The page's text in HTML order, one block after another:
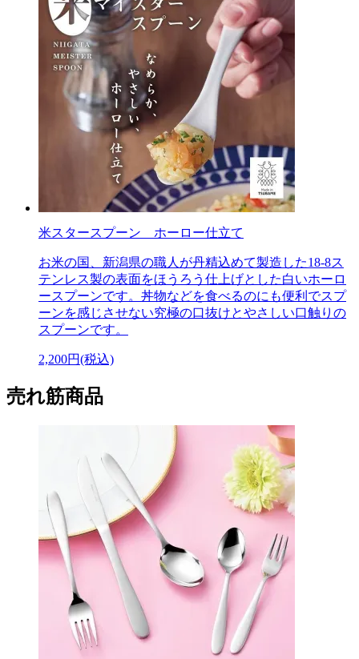
米スタースプーン ホーロー仕立て
お米の国、新潟県の職人が丹精込めて製造した18-8ス
テンレス製の表面をほうろう仕上げとした白いホーロ
ースプーンです。丼物などを食べるのにも便利でスプ
ーンを感じさせない究極の口抜けとやさしい口触りの
スプーンです。
2,200円(税込)
売れ筋商品